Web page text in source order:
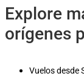
Explore
orígenes
Vuelos desde